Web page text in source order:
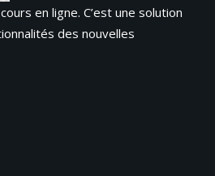
en ligne. C’est une solution
des nouvelles